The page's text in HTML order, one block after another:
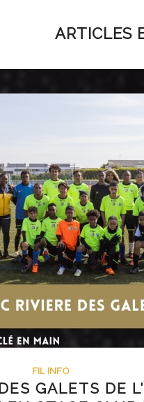
ARTICLES
FIL INFO
GALETS DE